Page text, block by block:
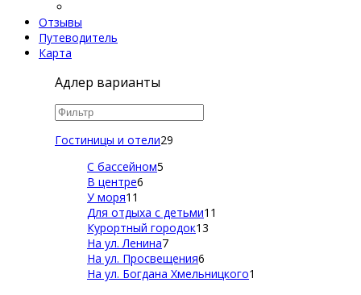
Отзывы
Путеводитель
Карта
Адлер варианты
Гостиницы и отели29
С бассейном5
В центре6
У моря11
Для отдыха с детьми11
Курортный городок13
На ул. Ленина7
На ул. Просвещения6
На ул. Богдана Хмельницкого1